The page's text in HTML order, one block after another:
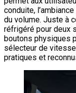
conduite,
du volume. Juste à
réfrigéré pour deux
boutons physiques
sélecteur de
pratiques et